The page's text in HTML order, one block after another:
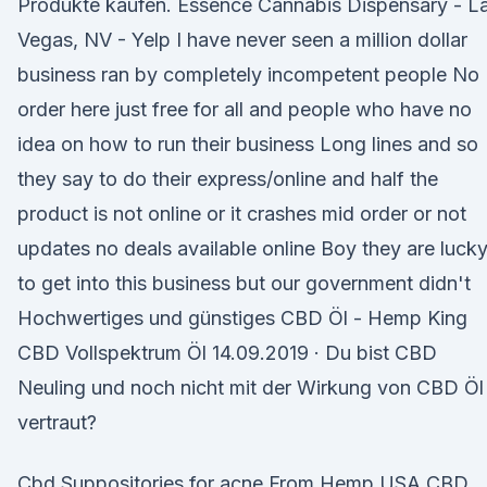
Produkte kaufen. Essence Cannabis Dispensary -
Vegas, NV - Yelp I have never seen a million dollar
business ran by completely incompetent people No
order here just free for all and people who have no
idea on how to run their business Long lines and so
they say to do their express/online and half the
product is not online or it crashes mid order or not
updates no deals available online Boy they are lucky
to get into this business but our government didn't
Hochwertiges und günstiges CBD Öl - Hemp King
CBD Vollspektrum Öl 14.09.2019 · Du bist CBD
Neuling und noch nicht mit der Wirkung von CBD Öl
vertraut?